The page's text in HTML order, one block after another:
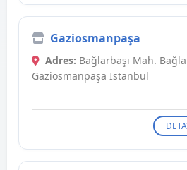
Gaziosmanpaşa
Adres: Bağlarbaşı Mah.
Gaziosmanpaşa İstanbul